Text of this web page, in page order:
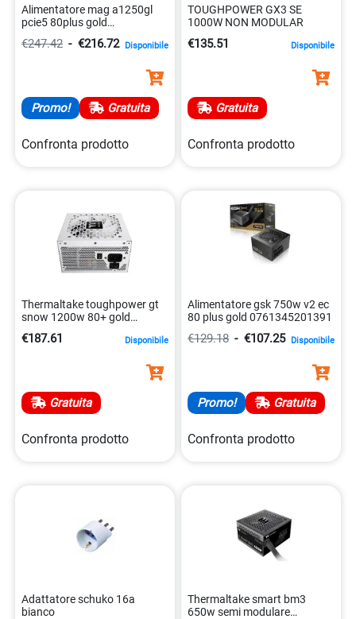
Alimentatore mag a1250gl
pcie5 80plus gold
€247.42 - €216.72 Disponibile
Promo! Gratuita
Confronta prodotto
TOUGHPOWER GX3 SE
1000W NON MODULAR
€135.51 Disponibile
Gratuita
Confronta prodotto
Thermaltake toughpower gt
snow 1200w 80+ gold
€187.61 Disponibile
Gratuita
Confronta prodotto
Alimentatore gsk 750w v2 ec
80 plus gold 0761345201391
€129.18 - €107.25 Disponibile
Promo! Gratuita
Confronta prodotto
Adattatore schuko 16a
bianco
Thermaltake smart bm3
650w semi modulare